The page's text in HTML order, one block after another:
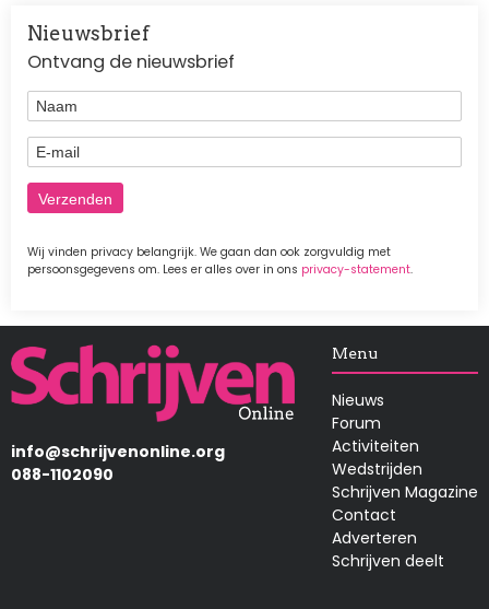
Nieuwsbrief
Ontvang de nieuwsbrief
Naam
E-mail
Wij vinden privacy belangrijk. We gaan dan ook zorgvuldig met
persoonsgegevens om. Lees er alles over in ons privacy-statement.
Afbeelding
info@schrijvenonline.org
088-1102090
Menu
Nieuws
Forum
Activiteiten
Wedstrijden
Schrijven Magazine
Contact
Adverteren
Schrijven deelt